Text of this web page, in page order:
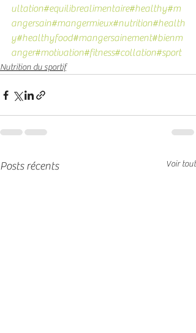
ultation#equilibrealimentaire#healthy#m
angersain#mangermieux#nutrition#health
y#healthyfood#mangersainement#bienm
anger#motivation#fitness#collation#sport
Nutrition du sportif
Posts récents Voir tout